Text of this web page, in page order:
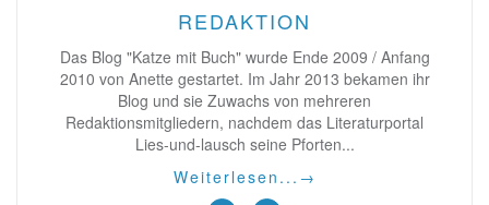
REDAKTION
Das Blog "Katze mit Buch" wurde Ende 2009 / Anfang
2010 von Anette gestartet. Im Jahr 2013 bekamen ihr
Blog und sie Zuwachs von mehreren
Redaktionsmitgliedern, nachdem das Literaturportal
Lies-und-lausch seine Pforten...
Weiterlesen... →